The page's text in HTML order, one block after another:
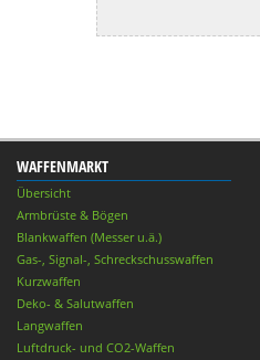
WAFFENMARKT
Übersicht
Armbrüste & Bögen
Blankwaffen (Messer u.ä.)
Gas-, Signal-, Schreckschusswaffen
Kurzwaffen
Deko- & Salutwaffen
Langwaffen
Luftdruck- und CO2-Waffen